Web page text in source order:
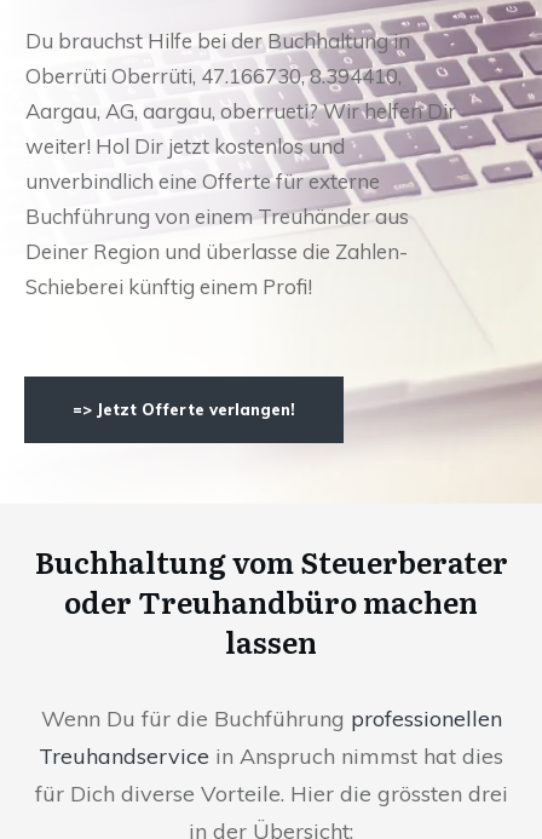
Du brauchst Hilfe bei der Buchhaltung in
Oberrüti Oberrüti, 47.166730, 8.394410,
Aargau, AG, aargau, oberrueti? Wir helfen Dir
weiter! Hol Dir jetzt kostenlos und
unverbindlich eine Offerte für externe
Buchführung von einem Treuhänder aus
Deiner Region und überlasse die Zahlen-
Schieberei künftig einem Profi!
=> Jetzt Offerte verlangen!
Buchhaltung vom Steuerberater
oder Treuhandbüro machen
lassen
Wenn Du für die Buchführung professionellen
Treuhandservice in Anspruch nimmst hat dies
für Dich diverse Vorteile. Hier die grössten drei
in der Übersicht: